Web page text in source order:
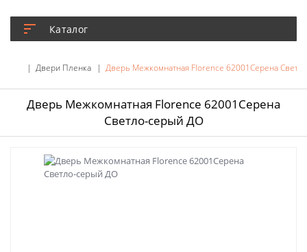
Каталог
Двери Пленка Дверь Межкомнатная Florence 62001Серена
Дверь Межкомнатная Florence 62001Серена
Светло-серый ДО